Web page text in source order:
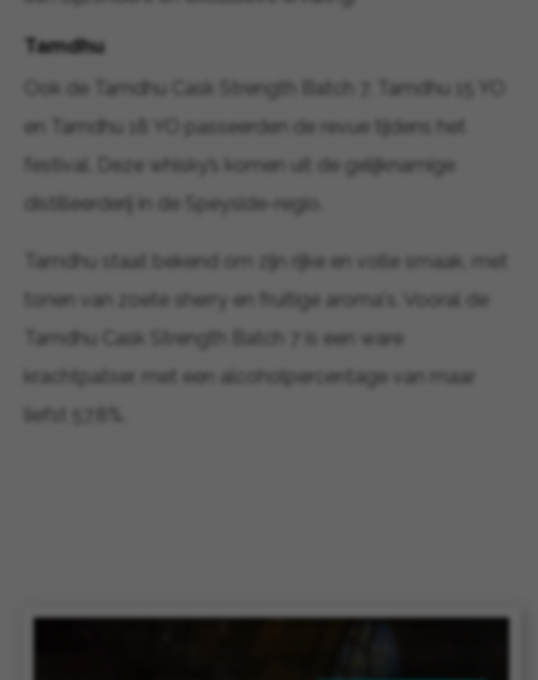
Tamdhu
Ook de Tamdhu Cask Strength Batch 7, Tamdhu 15 YO
en Tamdhu 18 YO passeerden de revue tijdens het
festival. Deze whisky’s komen uit de gelijknamige
distilleerderij in de Speyside-regio.
Tamdhu staat bekend om zijn rijke en volle smaak, met
tonen van zoete sherry en fruitige aroma's. Vooral de
Tamdhu Cask Strength Batch 7 is een ware
krachtpatser, met een alcoholpercentage van maar
liefst 57,8%.